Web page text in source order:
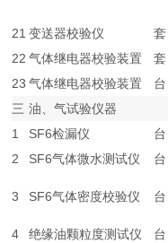
21 变送器校验仪 套
22 气体继电器校验装置 套
23 气体继电器校验装置 台
三 油、气试验仪器
1
SF6检漏仪 台
2
SF6气体微水测试仪 台
3 SF6气体密度校验仪 台
4 绝缘油颗粒度测试仪 台